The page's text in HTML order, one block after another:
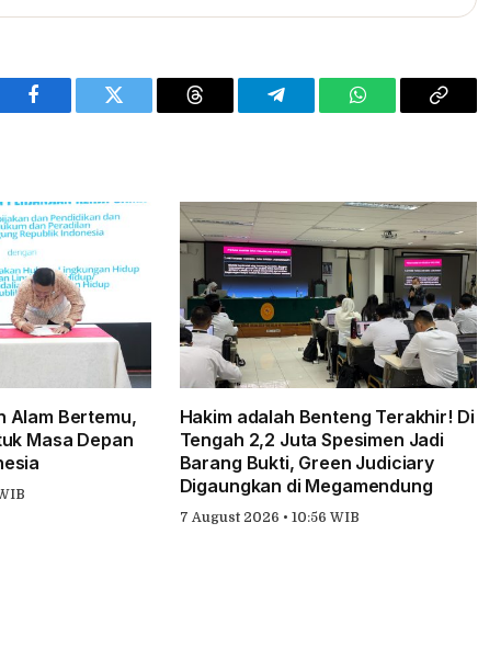
Facebook Twitter Threads Telegram WhatsAppCopy
Alam Bertemu,
Masa Depan
Hakim adalah Benteng Terakhir! Di
Tengah 2,2 Juta Spesimen Jadi
Barang Bukti, Green Judiciary
Digaungkan di Megamendung
7 August 2026 • 10:56 WIB